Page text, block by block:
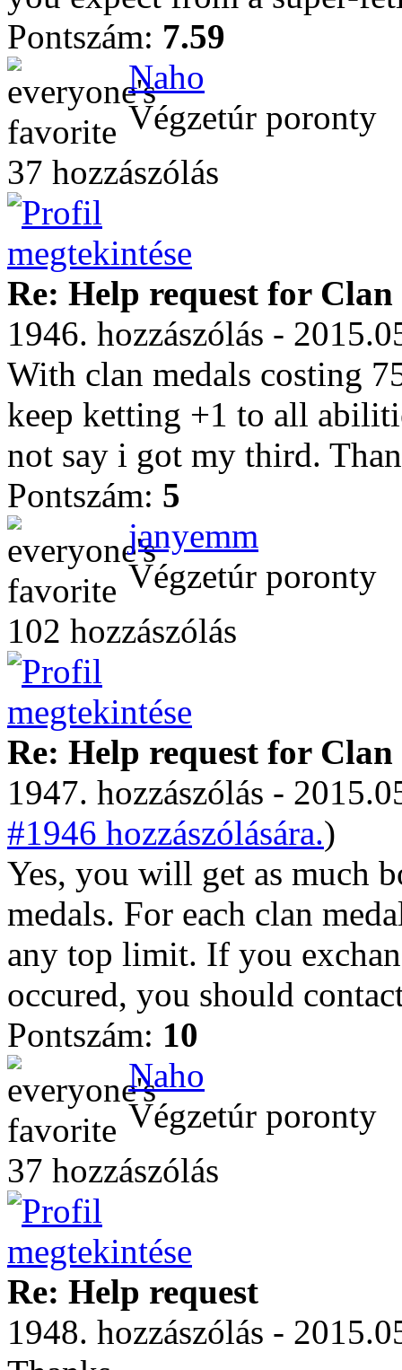
Pontszám: 7.59
Naho
Végzetúr poronty
37 hozzászólás
Re: Help request for
1946. hozzászólás -
With clan medals costing
keep ketting +1 to all
not say i got my third.
Pontszám: 5
janyemm
Végzetúr poronty
102 hozzászólás
Re: Help request for
1947. hozzászólás -
#1946 hozzászólására.)
Yes, you will get as much
medals. For each clan
any top limit. If you
occured, you should
Pontszám: 10
Naho
Végzetúr poronty
37 hozzászólás
Re: Help request
1948. hozzászólás -